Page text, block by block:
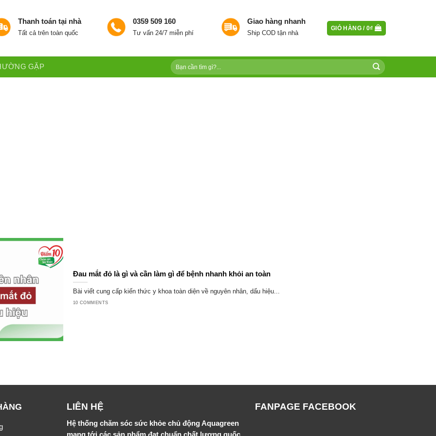
Thanh toán tại nhà
Tất cả trên toàn quốc
0359 509 160
Tư vấn 24/7 miễn phí
Giao hàng nhanh
Ship COD tận nhà
GIỎ HÀNG / 0₫
GẶP
Tìm
kiếm:
Đau mắt đỏ là gì và cần làm gì để bệnh nhanh khỏi an toàn
Bài viết cung cấp kiến thức y khoa toàn diện về nguyên nhân, dấu hiệu...
10 COMMENTS
LIÊN HỆ
Hệ thống chăm sóc sức khỏe chủ động Aquagreen
FANPAGE FACEBOOK